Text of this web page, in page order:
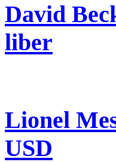
David
liber
Lionel
USD